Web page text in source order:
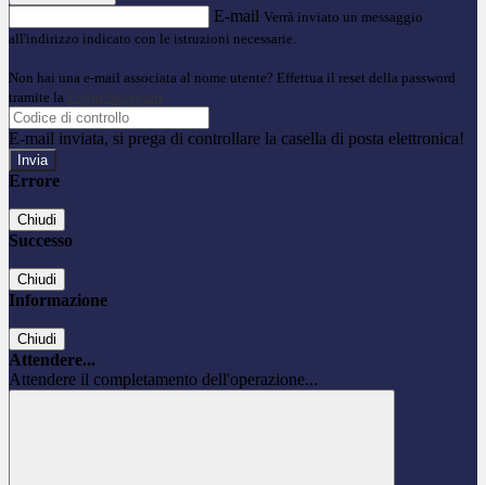
E-mail Verrà inviato un messaggio
all'indirizzo indicato con le istruzioni necessarie.
Non hai una e-mail associata al nome utente? Effettua il reset della password
tramite la Login Spaggiari
E-mail inviata, si prega di controllare la casella di posta elettronica!
Errore
Chiudi
Successo
Chiudi
Informazione
Chiudi
Attendere...
Attendere il completamento dell'operazione...